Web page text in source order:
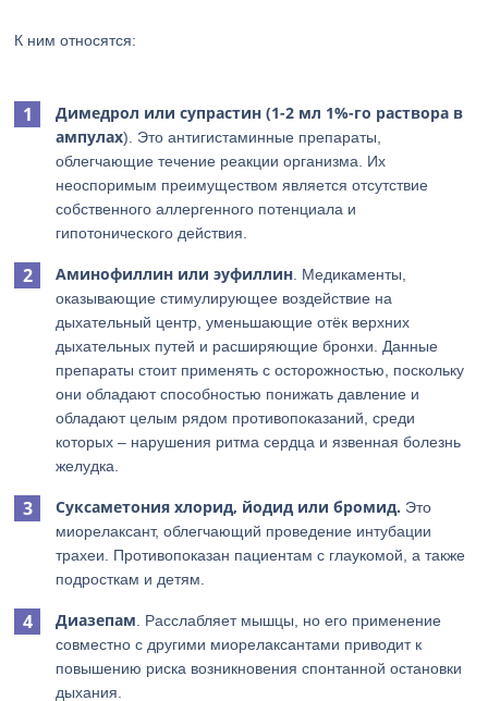
К ним относятся:
Димедрол или супрастин (1-2 мл 1%-го раствора в
ампулах). Это антигистаминные препараты,
облегчающие течение реакции организма. Их
неоспоримым преимуществом является отсутствие
собственного аллергенного потенциала и
гипотонического действия.
Аминофиллин или эуфиллин . Медикаменты,
оказывающие стимулирующее воздействие на
дыхательный центр, уменьшающие отёк верхних
дыхательных путей и расширяющие бронхи. Данные
препараты стоит применять с осторожностью, поскольку
они обладают способностью понижать давление и
обладают целым рядом противопоказаний, среди
которых – нарушения ритма сердца и язвенная болезнь
желудка.
Суксаметония хлорид, йодид или бромид. Это
миорелаксант, облегчающий проведение интубации
трахеи. Противопоказан пациентам с глаукомой, а также
подросткам и детям.
Диазепам . Расслабляет мышцы, но его применение
совместно с другими миорелаксантами приводит к
повышению риска возникновения спонтанной остановки
дыхания.